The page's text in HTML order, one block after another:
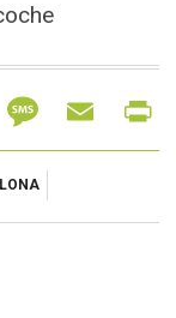
MessageEmail